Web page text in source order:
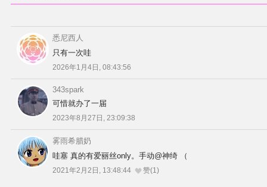
悉尼西人
只有一次哇
2026年1月4日, 08:43:56
343spark
可惜就办了一届
2023年8月27日, 23:09:38
雾雨希腊奶
哇塞 真的有爱丽丝only。手动@神绮 （
2021年2月2日, 13:48:44 赞(1)